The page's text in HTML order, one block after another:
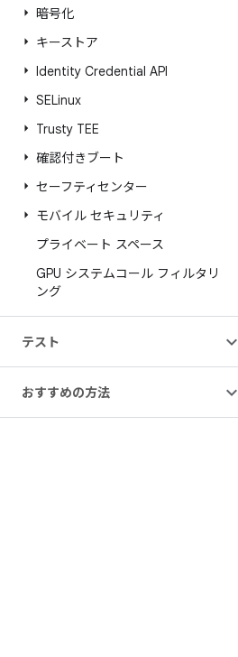
暗号化
キーストア
Identity Credential API
SELinux
Trusty TEE
確認付きブート
セーフティセンター
モバイル セキュリティ
プライベート スペース
GPU システムコール フィルタリ
ング
テスト
おすすめの方法